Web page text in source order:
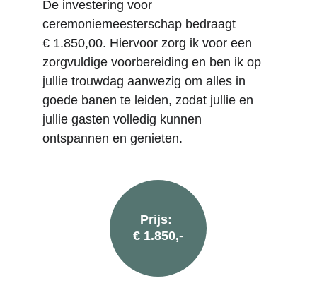
Prijs:
€ 1.850,-
De investering voor
ceremoniemeesterschap bedraagt
€ 1.850,00. Hiervoor zorg ik voor een
zorgvuldige voorbereiding en ben ik op
jullie trouwdag aanwezig om alles in
goede banen te leiden, zodat jullie en
jullie gasten volledig kunnen
ontspannen en genieten.